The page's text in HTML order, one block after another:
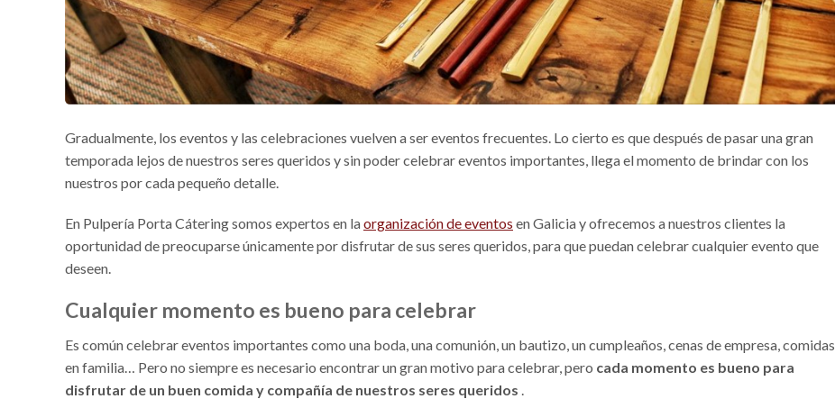
Gradualmente, los eventos y las celebraciones vuelven a ser eventos frecuentes. Lo cierto es que después de pasar una gran
temporada lejos de nuestros seres queridos y sin poder celebrar eventos importantes, llega el momento de brindar con los
nuestros por cada pequeño detalle.
En Pulpería Porta Cátering somos expertos en laorganización de eventos en Galicia y ofrecemos a nuestros clientes la
oportunidad de preocuparse únicamente por disfrutar de sus seres queridos, para que puedan celebrar cualquier evento que
deseen.
Cualquier momento es bueno para celebrar
Es común celebrar eventos importantes como una boda, una comunión, un bautizo, un cumpleaños, cenas de empresa, comidas
en familia… Pero no siempre es necesario encontrar un gran motivo para celebrar, pero cada momento es bueno para
disfrutar de un buen comida y compañía de nuestros seres queridos